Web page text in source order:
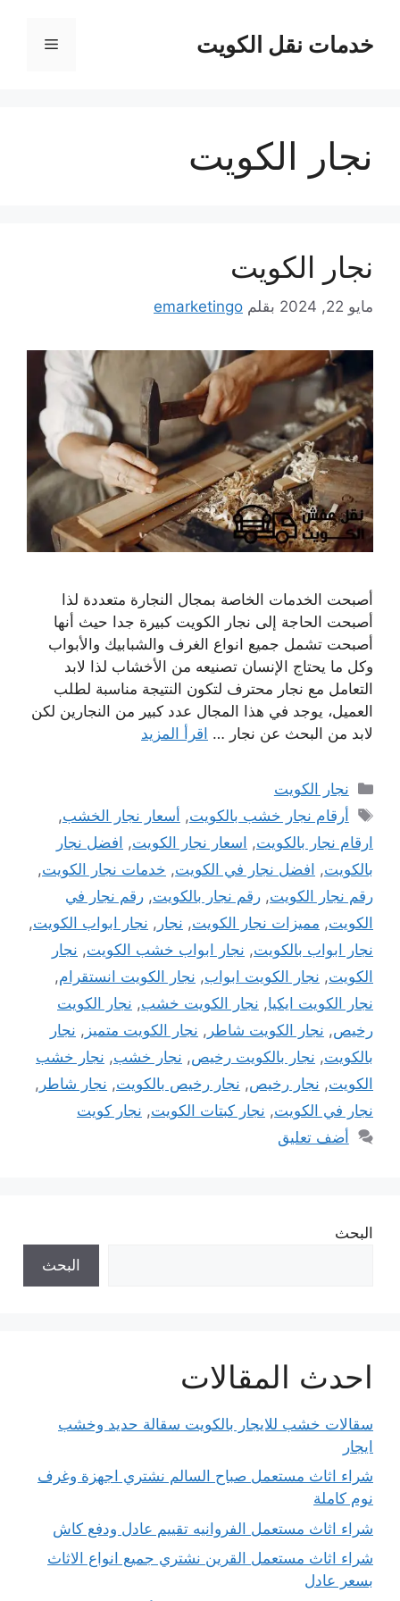
المحتوىخدمات نقل الكويت القائمة
نجار الكويت
نجار الكويت
مايو 22, 2024 بقلم emarketingo
أصبحت الخدمات الخاصة بمجال النجارة متعددة لذا
أصبحت الحاجة إلى نجار الكويت كبيرة جدا حيث أنها
أصبحت تشمل جميع انواع الغرف والشبابيك والأبواب
وكل ما يحتاج الإنسان تصنيعه من الأخشاب لذا لابد
التعامل مع نجار محترف لتكون النتيجة مناسبة لطلب
العميل، يوجد في هذا المجال عدد كبير من النجارين لكن
لابد من البحث عن نجار … اقرأ المزيد
التصنيفات
نجار الكويت
الوسوم
أرقام نجار خشب بالكويت, أسعار نجار الخشب,
ارقام نجار بالكويت, اسعار نجار الكويت, افضل نجار
بالكويت, افضل نجار في الكويت, خدمات نجار الكويت,
رقم نجار الكويت, رقم نجار بالكويت, رقم نجار في
الكويت, مميزات نجار الكويت, نجار , نجار ابواب الكويت,
نجار ابواب بالكويت, نجار ابواب خشب الكويت, نجار
الكويت, نجار الكويت ابواب, نجار الكويت انستقرام,
نجار الكويت ايكيا, نجار الكويت خشب, نجار الكويت
رخيص, نجار الكويت شاطر , نجار الكويت متميز , نجار
بالكويت, نجار بالكويت رخيص, نجار خشب, نجار خشب
الكويت, نجار رخيص, نجار رخيص بالكويت, نجار شاطر ,
نجار في الكويت, نجار كبتات الكويت, نجار كويت
أضف تعليق
البحث
البحث
احدث المقالات
سقالات خشب للايجار بالكويت سقالة حديد وخشب
ايجار
شراء اثاث مستعمل صباح السالم نشتري اجهزة وغرف
نوم كاملة
شراء اثاث مستعمل الفروانيه تقييم عادل ودفع كاش
شراء اثاث مستعمل القرين نشتري جميع انواع الاثاث
بسعر عادل